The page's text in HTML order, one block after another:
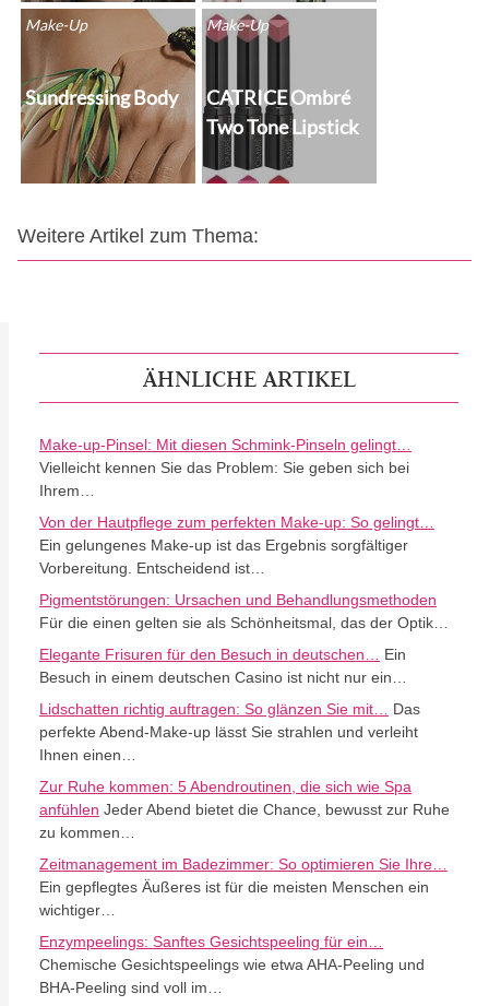
Make-Up
Sundressing Body
Make-Up
CATRICE Ombré
Two Tone Lipstick
Weitere Artikel zum Thema:
ÄHNLICHE ARTIKEL
Make-up-Pinsel: Mit diesen Schmink-Pinseln gelingt…
Vielleicht kennen Sie das Problem: Sie geben sich bei
Ihrem…
Von der Hautpflege zum perfekten Make-up: So gelingt…
Ein gelungenes Make-up ist das Ergebnis sorgfältiger
Vorbereitung. Entscheidend ist…
Pigmentstörungen: Ursachen und Behandlungsmethoden
Für die einen gelten sie als Schönheitsmal, das der Optik…
Elegante Frisuren für den Besuch in deutschen…
Ein
Besuch in einem deutschen Casino ist nicht nur ein…
Lidschatten richtig auftragen: So glänzen Sie mit…
Das
perfekte Abend-Make-up lässt Sie strahlen und verleiht
Ihnen einen…
Zur Ruhe kommen: 5 Abendroutinen, die sich wie Spa
anfühlen Jeder Abend bietet die Chance, bewusst zur Ruhe
zu kommen…
Zeitmanagement im Badezimmer: So optimieren Sie Ihre…
Ein gepflegtes Äußeres ist für die meisten Menschen ein
wichtiger…
Enzympeelings: Sanftes Gesichtspeeling für ein…
Chemische Gesichtspeelings wie etwa AHA-Peeling und
BHA-Peeling sind voll im…